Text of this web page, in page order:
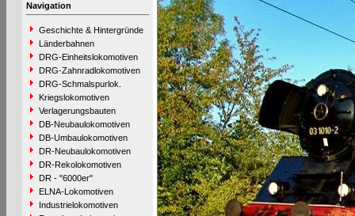
Navigation
Geschichte & Hintergründe
Länderbahnen
DRG-Einheitslokomotiven
DRG-Zahnradlokomotiven
DRG-Schmalspurlok.
Kriegslokomotiven
Verlagerungsbauten
DB-Neubaulokomotiven
DB-Umbaulokomotiven
DR-Neubaulokomotiven
DR-Rekolokomotiven
DR - "6000er"
ELNA-Lokomotiven
Industrielokomotiven